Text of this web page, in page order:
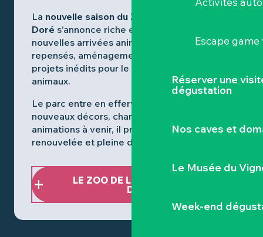
Escape
Réserver une
dégustation
Nos caves et
Le Musée du
Week-end
La nouvelle saison du Zoo de la Boissière du
Doré s’annonce riche en surprises :
nouvelles arrivées animales, espaces
repensés, aménagements en cours et
projets inédits pour le bien-être des
animaux.
Le parc entre en effervescence ! Avec de
nouveaux décors, chantiers visibles et
animations à venir, il promet une visite
renouvelée et pleine de découvertes.
LE ZOO DE LA BOISSIÈRE DU
DORÉ